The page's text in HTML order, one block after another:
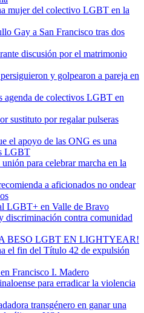
mujer del colectivo LGBT en la
Gay a San Francisco tras dos
discusión por el matrimonio
y golpearon a pareja en
agenda de colectivos LGBT en
sustituto por regalar pulseras
el apoyo de las ONG es una
LGBT
para celebrar marcha en la
a aficionados no ondear
LGBT+ en Valle de Bravo
discriminación contra comunidad
BESO LGBT EN LIGHTYEAR!
el fin del Título 42 de expulsión
Francisco I. Madero
para erradicar la violencia
transgénero en ganar una